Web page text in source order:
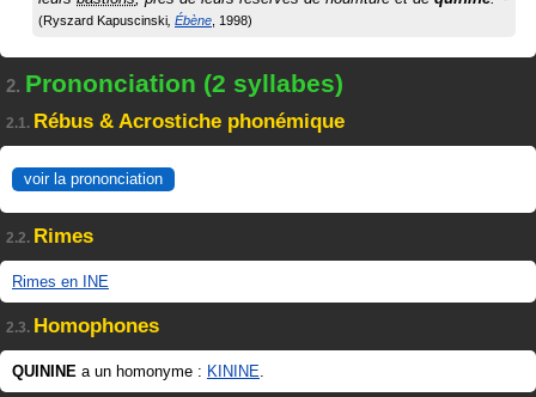
Ryszard Kapuscinski Ébène 1998
2. Prononciation (2 syllabes)
2.1. Rébus & Acrostiche phonémique
voir la prononciation
2.2. Rimes
Rimes en INE
2.3. Homophones
QUININE a un homonyme : KININE.